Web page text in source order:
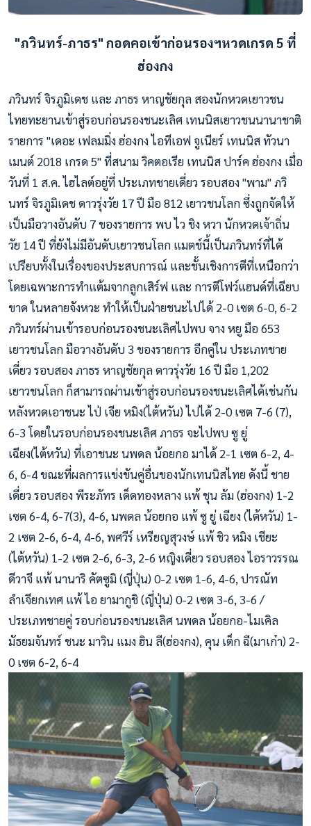
"ภวินทร์-ภาธร" กอดคอเข้าก่อนรองฯหวดเกรด 5 ที่
ฮ่องกง
ภวินทร์ จิรภูมิเดช และ ภาธร หาญชัยกุล สองนักหวดเยาวชน
ไทยทะยานเข้าสู่รอบก่อนรองชนะเลิศ เทนนิสเยาวชนนานาชาติ
รายการ ''เดอะ เฟลมมิ่ง ฮ่องกง ไอทีเอฟ จูเนียร์ เทนนิส ทัวนา
เมนต์ 2018 เกรด 5" ที่สนาม วิคตอเรีย เทนนิส ปาร์ค ฮ่องกง เมื่อ
วันที่ 1 ส.ค. ไฮไลต์อยู่ที่ ประเภทชายเดี่ยว รอบสอง "พาม" ภวิ
นทร์ จิรภูมิเดช ดาวรุ่งวัย 17 ปี มือ 812 เยาวชนโลก ซึ่งถูกจัดให้
เป็นมือวางอันดับ 7 ของรายการ พบ ไว ชิง หวา นักหวดเจ้าถิ่น
วัย 14 ปี ที่ยังไม่มีอันดับเยาวชนโลก แมตช์นี้เป็นภวินทร์ที่ได้
เปรียบทั้งในเรื่องของประสบการณ์ และชั้นเชิงการตีที่เหนือกว่า
โดยเฉพาะการทำแต้มจากลูกเสิร์ฟ และ การตีโฟว์แฮนด์ที่เฉียบ
ขาด ในหลายจังหวะ ทำให้เป็นฝ่ายชนะไปได้ 2-0 เซต 6-0, 6-2
ภวินทร์ผ่านเข้ารอบก่อนรองชนะเลิศไปพบ จาง หยู มือ 653
เยาวชนโลก มือวางอันดับ 3 ของรายการ อีกคู่ใน ประเภทชาย
เดี่ยว รอบสอง ภาธร หาญชัยกุล ดาวรุ่งวัย 16 ปี มือ 1,202
เยาวชนโลก ก็สามารถผ่านเข้าสู่รอบก่อนรองชนะเลิศได้เช่นกัน
หลังหวดเอาชนะ ไป่ เจีย หมิง(ไต้หวัน) ไปได้ 2-0 เซต 7-6 (7),
6-3 โดยในรอบก่อนรองชนะเลิศ ภาธร จะไปพบ ซู ยู่
เฉียง(ไต้หวัน) ที่เอาชนะ นพดล น้อยกอ มาได้ 2-1 เซต 6-2, 4-
6, 6-4 ขณะที่ผลการแข่งขันคู่อื่นของนักเทนนิสไทย ดังนี้ ชาย
เดี่ยว รอบสอง พีระภัทร เด็ดทองหลาง แพ้ ชุน ลัม (ฮ่องกง) 1-2
เซต 6-4, 6-7(3), 4-6, นพดล น้อยกอ แพ้ ซู ยู่ เฉียง (ไต้หวัน) 1-
2 เซต 2-6, 6-4, 4-6, พศวีร์ เหรียญสุวงษ์ แพ้ ชิว หมิง เชียะ
(ไต้หวัน) 1-2 เซต 2-6, 6-3, 2-6 หญิงเดี่ยว รอบสอง ไอราวรรณ
ดีวาจี แพ้ นานาริ คัตซูมิ (ญี่ปุ่น) 0-2 เซต 1-6, 4-6, ปารณัท
ลำเจียกเทศ แพ้ ไอ ยามากูชิ (ญี่ปุ่น) 0-2 เซต 3-6, 3-6 /
ประเภทชายคู่ รอบก่อนรองชนะเลิศ นพดล น้อยกอ-ไมเคิล
มัธยมจันทร์ ชนะ มาวิน แมง ฮิน ลี(ฮ่องกง), คุน เต็ก ฉี(มาเก๋า) 2-
0 เซต 6-2, 6-4